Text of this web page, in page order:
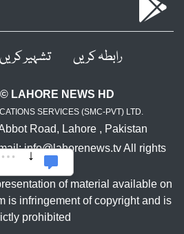
رابطہ کریں تشہیر کریں
LAHORE NEWS HD
SERVICES (SMC-PVT) LTD.
Road, Lahore , Pakistan
info@lahorenews.tv All rights
reserved.
of material available on
is infringement of copyright and is
prohibited